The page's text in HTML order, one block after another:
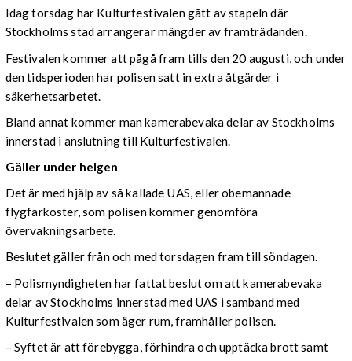
Idag torsdag har Kulturfestivalen gått av stapeln där
Stockholms stad arrangerar mängder av framträdanden.
Festivalen kommer att pågå fram tills den 20 augusti, och under
den tidsperioden har polisen satt in extra åtgärder i
säkerhetsarbetet.
Bland annat kommer man kamerabevaka delar av Stockholms
innerstad i anslutning till Kulturfestivalen.
Gäller under helgen
Det är med hjälp av så kallade UAS, eller obemannade
flygfarkoster, som polisen kommer genomföra
övervakningsarbete.
Beslutet gäller från och med torsdagen fram till söndagen.
– Polismyndigheten har fattat beslut om att kamerabevaka
delar av Stockholms innerstad med UAS i samband med
Kulturfestivalen som äger rum, framhåller polisen.
– Syftet är att förebygga, förhindra och upptäcka brott samt